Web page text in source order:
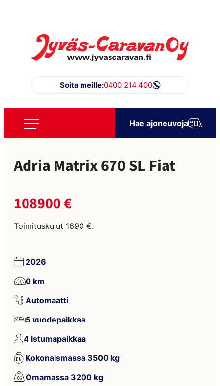
sisältöön
Jyväs-Caravan Oy
Soita meille:0400 214 400
Hae ajoneuvoja
Adria Matrix 670 SL Fiat
108900 €
Toimituskulut 1690 €.
2026
0 km
Automaatti
5 vuodepaikkaa
4 istumapaikkaa
Kokonaismassa 3500 kg
Omamassa 3200 kg